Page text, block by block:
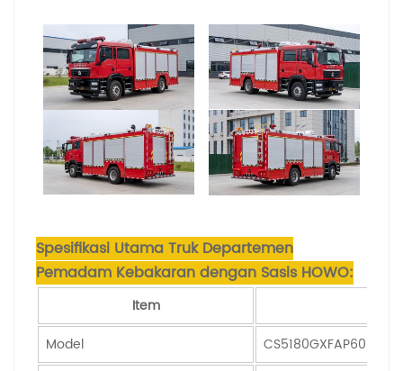
Spesifikasi Utama Truk Departemen
Pemadam Kebakaran dengan Sasis HOWO:
Item
Model
CS5180GXFAP60／S6